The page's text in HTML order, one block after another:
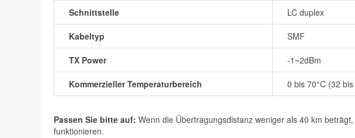
Schnittstelle LC duplex
Kabeltyp SMF
TX Power -1~2dBm
Kommerzieller Temperaturbereich 0 bis 70°C (32
Passen Sie bitte auf: Wenn die Übertragungsdistanz weniger als 40 km
funktionieren.